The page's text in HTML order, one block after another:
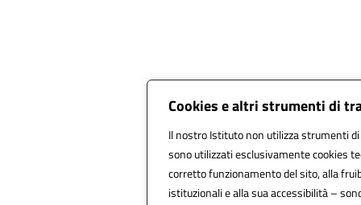
Cookies e altri strumenti di
Il nostro Istituto non utilizza strumenti
sono utilizzati esclusivamente cookies
corretto funzionamento del sito, alla
istituzionali e alla sua accessibilità –